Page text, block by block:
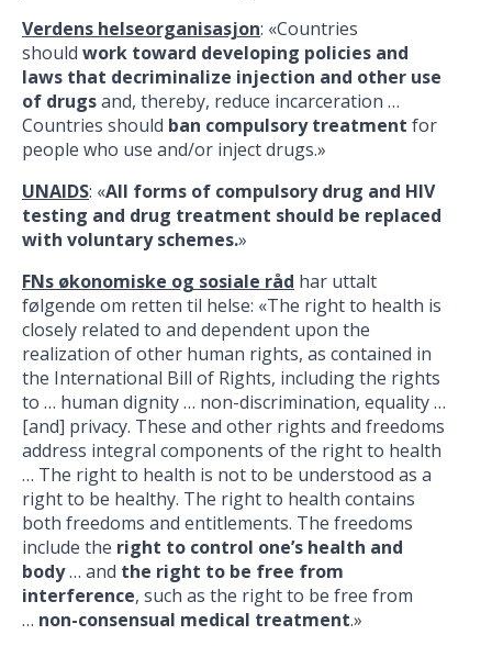
Verdens helseorganisasjon: «Countries
should work toward developing policies and
laws that decriminalize injection and other use
of drugsand, thereby, reduce incarceration …
Countries should ban compulsory treatment for
people who use and/or inject drugs.»
UNAIDS: «All forms of compulsory drug and HIV
testing and drug treatment should be replaced
with voluntary schemes.»
FNs økonomiske og sosiale råd har uttalt
følgende om retten til helse: «The right to health is
closely related to and dependent upon the
realization of other human rights, as contained in
the International Bill of Rights, including the rights
to … human dignity … non-discrimination, equality …
[and] privacy. These and other rights and freedoms
address integral components of the right to health
… The right to health is not to be understood as a
right to be healthy. The right to health contains
both freedoms and entitlements. The freedoms
include the right to control one’s health and
body… and the right to be free from
interference, such as the right to be free from
… non-consensual medical treatment.»